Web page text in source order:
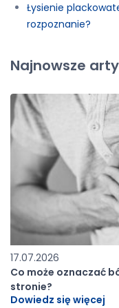
Łysienie
rozpoznanie?
Najnowsze
17.07.2026
Co może oznaczać
stronie?
Dowiedz się więcej